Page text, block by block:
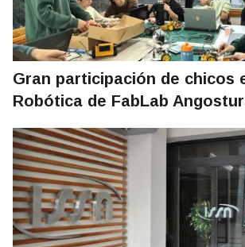
Gran participación de chicos
Robótica de FabLab